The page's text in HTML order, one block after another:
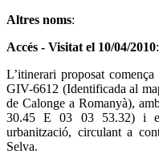
Altres noms:
Accés - Visitat el 10/04/2010:
L’itinerari proposat
GIV-6612 (Identificada al
de Calonge a Romanyà),
30.45 E 03 03 53.32) i
urbanització, circulant a
Selva.